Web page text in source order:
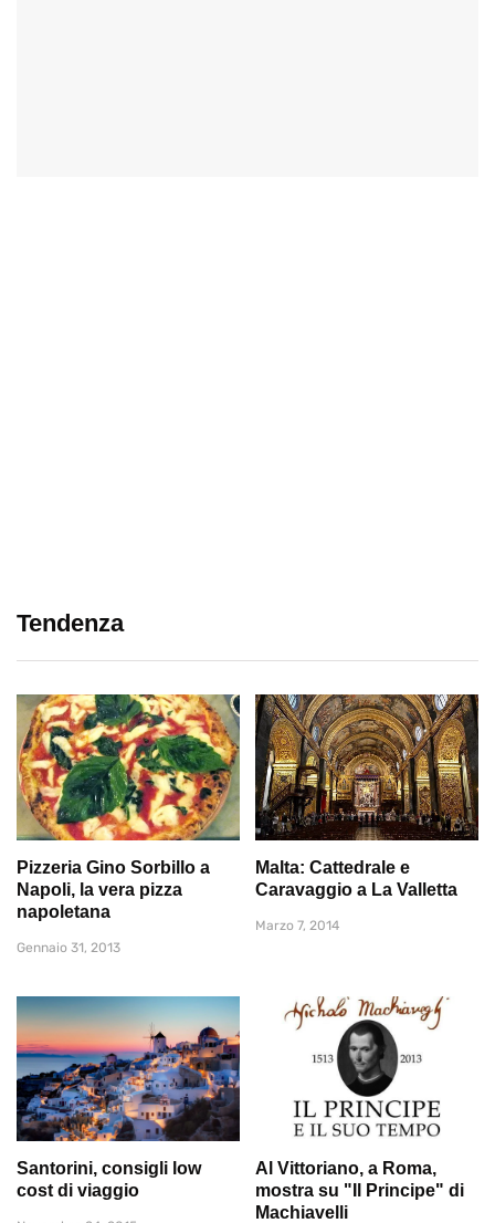
Tendenza
Pizzeria Gino Sorbillo a
Napoli, la vera pizza
napoletana
Gennaio 31, 2013
Malta: Cattedrale e
Caravaggio a La Valletta
Marzo 7, 2014
Santorini, consigli low
cost di viaggio
Al Vittoriano, a Roma,
mostra su "Il Principe" di
Machiavelli